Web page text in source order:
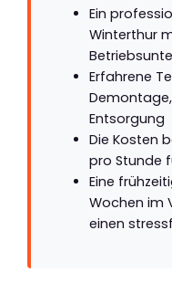
Ein
Winterthur
Erfahrene
Entsorgung
Die Kosten
pro Stunde
Eine
Wochen im
einen